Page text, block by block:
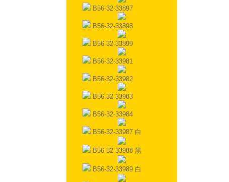
B56-32-33897
B56-32-33898
B56-32-33899
B56-32-33981
B56-32-33982
B56-32-33983
B56-32-33984
B56-32-33987 白
B56-32-33988 黑
B56-32-33989 白